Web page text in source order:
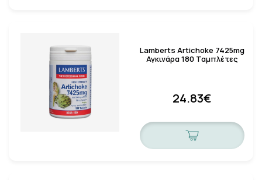
Lamberts Artichoke 7425mg
Αγκινάρα 180 Ταμπλέτες
24.83€